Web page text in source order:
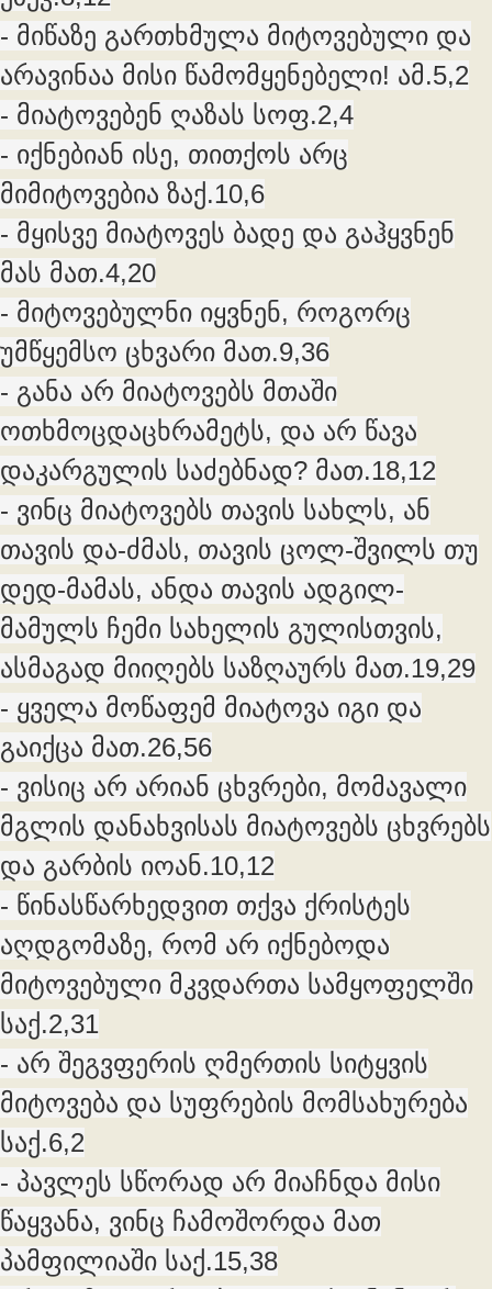
- მიწაზე გართხმულა მიტოვებული და
არავინაა მისი წამომყენებელი! ამ.5,2
- მიატოვებენ ღაზას სოფ.2,4
- იქნებიან ისე, თითქოს არც
მიმიტოვებია ზაქ.10,6
- მყისვე მიატოვეს ბადე და გაჰყვნენ
მას მათ.4,20
- მიტოვებულნი იყვნენ, როგორც
უმწყემსო ცხვარი მათ.9,36
- განა არ მიატოვებს მთაში
ოთხმოცდაცხრამეტს, და არ წავა
დაკარგულის საძებნად? მათ.18,12
- ვინც მიატოვებს თავის სახლს, ან
თავის და-ძმას, თავის ცოლ-შვილს თუ
დედ-მამას, ანდა თავის ადგილ-
მამულს ჩემი სახელის გულისთვის,
ასმაგად მიიღებს საზღაურს მათ.19,29
- ყველა მოწაფემ მიატოვა იგი და
გაიქცა მათ.26,56
- ვისიც არ არიან ცხვრები, მომავალი
მგლის დანახვისას მიატოვებს ცხვრებს
და გარბის იოან.10,12
- წინასწარხედვით თქვა ქრისტეს
აღდგომაზე, რომ არ იქნებოდა
მიტოვებული მკვდართა სამყოფელში
საქ.2,31
- არ შეგვფერის ღმერთის სიტყვის
მიტოვება და სუფრების მომსახურება
საქ.6,2
- პავლეს სწორად არ მიაჩნდა მისი
წაყვანა, ვინც ჩამოშორდა მათ
პამფილიაში საქ.15,38